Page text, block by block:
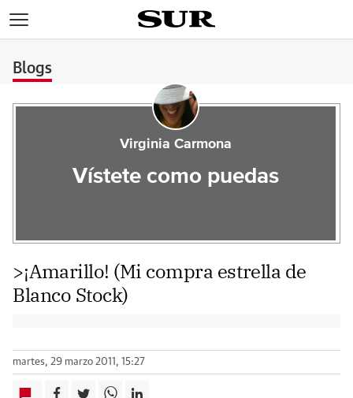
Blogs
Virginia Carmona
Vístete como puedas
>¡Amarillo! (Mi compra estrella de
Blanco Stock)
martes, 29 marzo 2011, 15:27